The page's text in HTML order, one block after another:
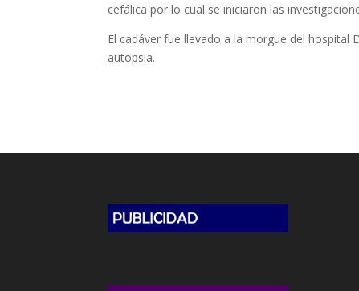
cefálica por lo cual se iniciaron las
El cadáver fue llevado a la morgue del hospital
autopsia.